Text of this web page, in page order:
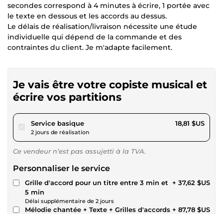
secondes correspond à 4 minutes à écrire, 1 portée avec
le texte en dessous et les accords au dessus.
Le délais de réalisation/livraison nécessite une étude
individuelle qui dépend de la commande et des
contraintes du client. Je m'adapte facilement.
Je vais être votre copiste musical et
écrire vos partitions
Service basiquepour 17,34 $US
2 jours de réalisation
18,81 $US
Ce vendeur n’est pas assujetti à la TVA.
Personnaliser le service
Grille d'accord pour un titre entre 3 min et
5 min
Délai supplémentaire de 2 jours
+ 37,62 $US
Mélodie chantée + Texte + Grilles d'accords + 87,78 $US